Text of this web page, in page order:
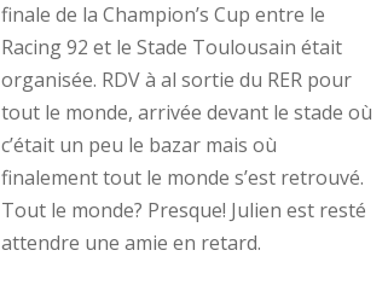
finale de la Champion’s Cup entre le
Racing 92 et le Stade Toulousain était
organisée. RDV à al sortie du RER pour
tout le monde, arrivée devant le stade où
c’était un peu le bazar mais où
finalement tout le monde s’est retrouvé.
Tout le monde? Presque! Julien est resté
attendre une amie en retard.